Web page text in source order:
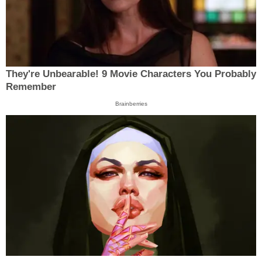
They're Unbearable! 9 Movie Characters You Probably
Remember
Brainberries